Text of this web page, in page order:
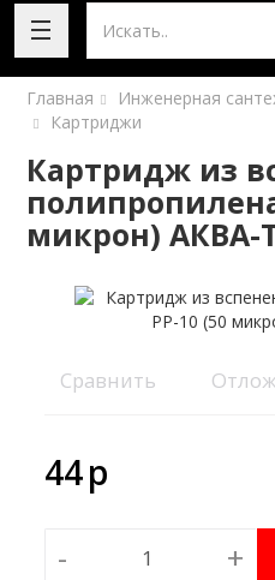
Главная Инженерная
Картриджи
Картридж из
микрон) АКВА-
Сравнить
44p
- +